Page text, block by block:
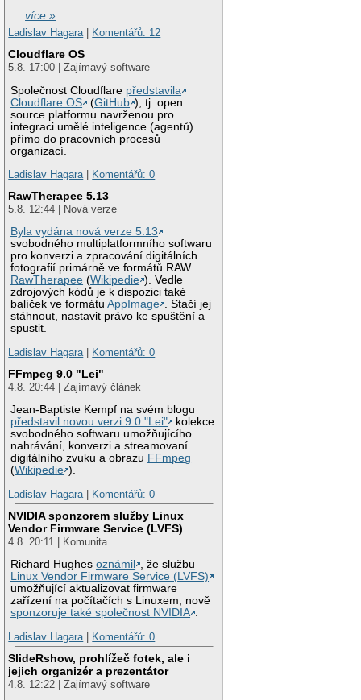
…více »
Ladislav Hagara| Komentářů: 12
Cloudflare OS
5.8. 17:00 | Zajímavý software
Společnost Cloudflare představila
Cloudflare OS
(GitHub ), tj. open
source platformu navrženou pro
integraci umělé inteligence (agentů)
přímo do pracovních procesů
organizací.
Ladislav Hagara| Komentářů: 0
RawTherapee 5.13
5.8. 12:44 | Nová verze
Byla vydána nová verze 5.13
svobodného multiplatformního softwaru
pro konverzi a zpracování digitálních
fotografií primárně ve formátů RAW
RawTherapee (Wikipedie ). Vedle
zdrojových kódů je k dispozici také
balíček ve formátuAppImage . Stačí jej
stáhnout, nastavit právo ke spuštění a
spustit.
Ladislav Hagara| Komentářů: 0
FFmpeg 9.0 "Lei"
4.8. 20:44 | Zajímavý článek
Jean-Baptiste Kempf na svém blogu
představil novou verzi 9.0 "Lei"
kolekce
svobodného softwaru umožňujícího
nahrávání, konverzi a streamovaní
digitálního zvuku a obrazu FFmpeg
(Wikipedie ).
Ladislav Hagara| Komentářů: 0
NVIDIA sponzorem služby Linux
Vendor Firmware Service (LVFS)
4.8. 20:11 | Komunita
Richard Hughesoznámil
, že službu
Linux Vendor Firmware Service (LVFS)
umožňující aktualizovat firmware
zařízení na počítačích s Linuxem, nově
sponzoruje také společnost NVIDIA .
Ladislav Hagara| Komentářů: 0
SlideRshow, prohlížeč fotek, ale i
jejich organizér a prezentátor
4.8. 12:22 | Zajímavý software